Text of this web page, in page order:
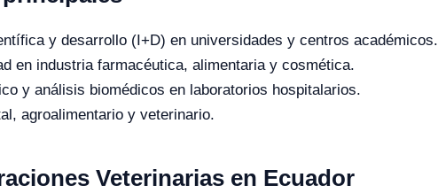
y desarrollo (I+D) en universidades y centros académicos.
en industria farmacéutica, alimentaria y cosmética.
y análisis biomédicos en laboratorios hospitalarios.
agroalimentario y veterinario.
Veterinarias en Ecuador